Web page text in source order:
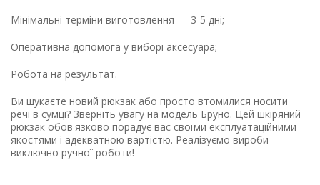
Мінімальні терміни виготовлення — 3-5 дні;
Оперативна допомога у виборі аксесуара;
Робота на результат.
Ви шукаєте новий рюкзак або просто втомилися носити
речі в сумці? Зверніть увагу на модель Бруно. Цей шкіряний
рюкзак обов'язково порадує вас своїми експлуатаційними
якостями і адекватною вартістю. Реалізуємо вироби
виключно ручної роботи!